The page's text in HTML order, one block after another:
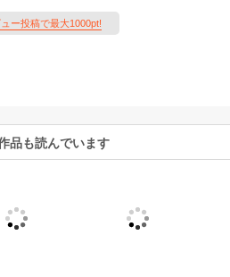
ー投稿で最大1000pt!
品も読んでいます